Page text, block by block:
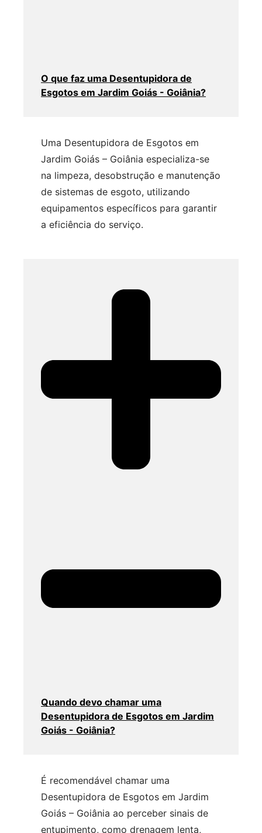
O que faz uma Desentupidora de
Esgotos em Jardim Goiás - Goiânia?
Uma Desentupidora de Esgotos em
Jardim Goiás – Goiânia especializa-se
na limpeza, desobstrução e manutenção
de sistemas de esgoto, utilizando
equipamentos específicos para garantir
a eficiência do serviço.
Quando devo chamar uma
Desentupidora de Esgotos em Jardim
Goiás - Goiânia?
É recomendável chamar uma
Desentupidora de Esgotos em Jardim
Goiás – Goiânia ao perceber sinais de
entupimento, como drenagem lenta,